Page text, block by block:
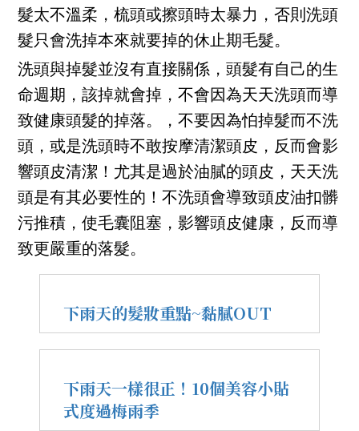
髮太不溫柔，梳頭或擦頭時太暴力，否則洗頭
髮只會洗掉本來就要掉的休止期毛髮。
洗頭與掉髮並沒有直接關係，頭髮有自己的生
命週期，該掉就會掉，不會因為天天洗頭而導
致健康頭髮的掉落。，不要因為怕掉髮而不洗
頭，或是洗頭時不敢按摩清潔頭皮，反而會影
響頭皮清潔！尤其是過於油膩的頭皮，天天洗
頭是有其必要性的！不洗頭會導致頭皮油扣髒
污推積，使毛囊阻塞，影響頭皮健康，反而導
致更嚴重的落髮。
下雨天的髮妝重點~黏膩OUT
下雨天一樣很正！10個美容小貼
式度過梅雨季